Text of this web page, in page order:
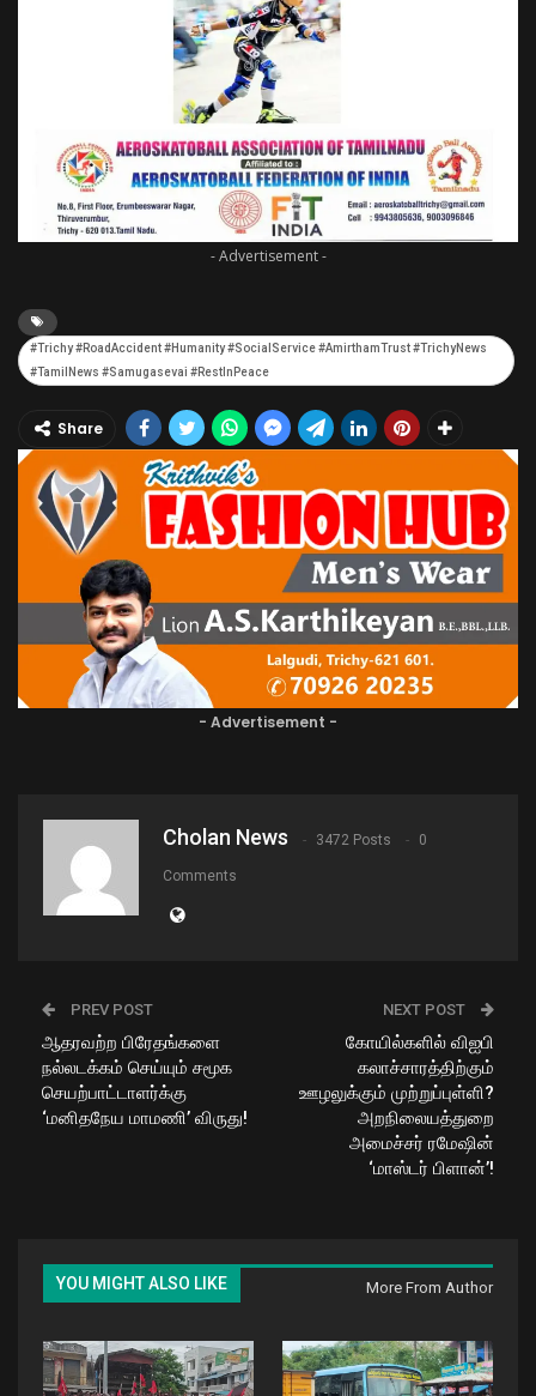
- Advertisement -
#Trichy #RoadAccident #Humanity #SocialService #AmirthamTrust #TrichyNews
#TamilNews #Samugasevai #RestInPeace
Share
- Advertisement -
Cholan News 3472 Posts 0
Comments
PREV POST
ஆதரவற்ற பிரேதங்களை
நல்லடக்கம் செய்யும் சமூக
செயற்பாட்டாளர்க்கு
‘மனிதநேய மாமணி’ விருது!
NEXT POST
கோயில்களில் விஐபி
கலாச்சாரத்திற்கும்
ஊழலுக்கும் முற்றுப்புள்ளி?
அறநிலையத்துறை
அமைச்சர் ரமேஷின்
‘மாஸ்டர் பிளான்’!
YOU MIGHT ALSO LIKE More From Author